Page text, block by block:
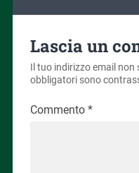
Lascia un
Il tuo indirizzo email non
obbligatori sono
Commento *